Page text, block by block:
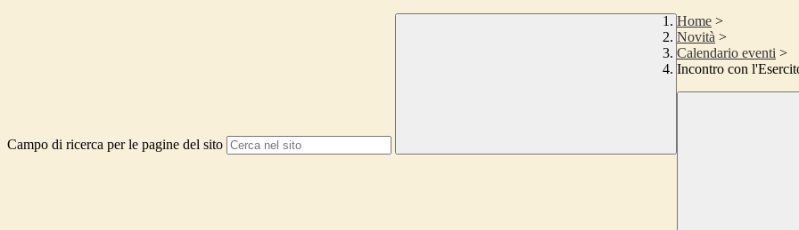
Campo di ricerca per le pagine del sito
Home >
Novità >
Calendario eventi >
Incontro con